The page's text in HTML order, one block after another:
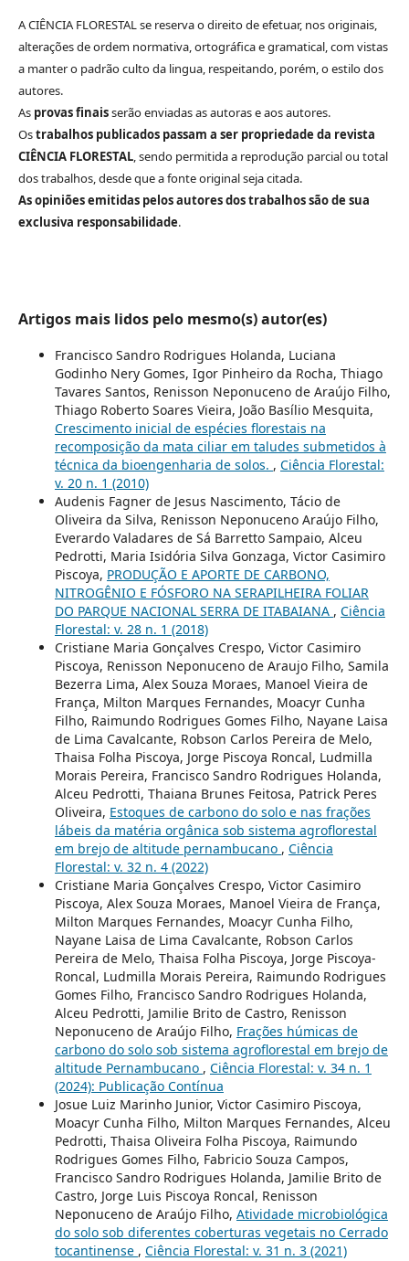
A CIÊNCIA FLORESTAL se reserva o direito de efetuar, nos originais,
alterações de ordem normativa, ortográfica e gramatical, com vistas
a manter o padrão culto da lingua, respeitando, porém, o estilo dos
autores.
As provas finaisserão enviadas as autoras e aos autores.
Ostrabalhos publicados passam a ser propriedade da revista
CIÊNCIA FLORESTAL, sendo permitida a reprodução parcial ou total
dos trabalhos, desde que a fonte original seja citada.
As opiniões emitidas pelos autores dos trabalhos são de sua
exclusiva responsabilidade.
Artigos mais lidos pelo mesmo(s) autor(es)
Francisco Sandro Rodrigues Holanda, Luciana
Godinho Nery Gomes, Igor Pinheiro da Rocha, Thiago
Tavares Santos, Renisson Neponuceno de Araújo Filho,
Thiago Roberto Soares Vieira, João Basílio Mesquita,
Crescimento inicial de espécies florestais na
recomposição da mata ciliar em taludes submetidos à
técnica da bioengenharia de solos. , Ciência Florestal:
v. 20 n. 1 (2010)
Audenis Fagner de Jesus Nascimento, Tácio de
Oliveira da Silva, Renisson Neponuceno Araújo Filho,
Everardo Valadares de Sá Barretto Sampaio, Alceu
Pedrotti, Maria Isidória Silva Gonzaga, Victor Casimiro
Piscoya, PRODUÇÃO E APORTE DE CARBONO,
NITROGÊNIO E FÓSFORO NA SERAPILHEIRA FOLIAR
DO PARQUE NACIONAL SERRA DE ITABAIANA , Ciência
Florestal: v. 28 n. 1 (2018)
Cristiane Maria Gonçalves Crespo, Victor Casimiro
Piscoya, Renisson Neponuceno de Araujo Filho, Samila
Bezerra Lima, Alex Souza Moraes, Manoel Vieira de
França, Milton Marques Fernandes, Moacyr Cunha
Filho, Raimundo Rodrigues Gomes Filho, Nayane Laisa
de Lima Cavalcante, Robson Carlos Pereira de Melo,
Thaisa Folha Piscoya, Jorge Piscoya Roncal, Ludmilla
Morais Pereira, Francisco Sandro Rodrigues Holanda,
Alceu Pedrotti, Thaiana Brunes Feitosa, Patrick Peres
Oliveira, Estoques de carbono do solo e nas frações
lábeis da matéria orgânica sob sistema agroflorestal
em brejo de altitude pernambucano , Ciência
Florestal: v. 32 n. 4 (2022)
Cristiane Maria Gonçalves Crespo, Victor Casimiro
Piscoya, Alex Souza Moraes, Manoel Vieira de França,
Milton Marques Fernandes, Moacyr Cunha Filho,
Nayane Laisa de Lima Cavalcante, Robson Carlos
Pereira de Melo, Thaisa Folha Piscoya, Jorge Piscoya-
Roncal, Ludmilla Morais Pereira, Raimundo Rodrigues
Gomes Filho, Francisco Sandro Rodrigues Holanda,
Alceu Pedrotti, Jamilie Brito de Castro, Renisson
Neponuceno de Araújo Filho, Frações húmicas de
carbono do solo sob sistema agroflorestal em brejo de
altitude Pernambucano , Ciência Florestal: v. 34 n. 1
(2024): Publicação Contínua
Josue Luiz Marinho Junior, Victor Casimiro Piscoya,
Moacyr Cunha Filho, Milton Marques Fernandes, Alceu
Pedrotti, Thaisa Oliveira Folha Piscoya, Raimundo
Rodrigues Gomes Filho, Fabricio Souza Campos,
Francisco Sandro Rodrigues Holanda, Jamilie Brito de
Castro, Jorge Luis Piscoya Roncal, Renisson
Neponuceno de Araújo Filho, Atividade microbiológica
do solo sob diferentes coberturas vegetais no Cerrado
tocantinense , Ciência Florestal: v. 31 n. 3 (2021)